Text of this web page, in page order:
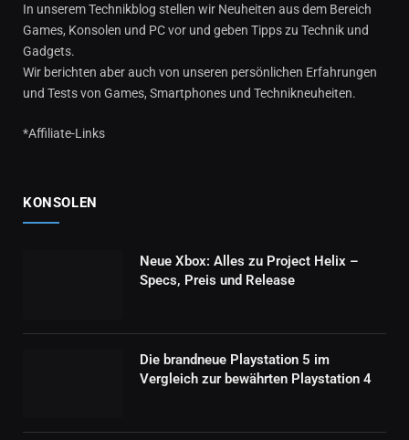
In unserem Technikblog stellen wir Neuheiten aus dem Bereich
Games, Konsolen und PC vor und geben Tipps zu Technik und
Gadgets.
Wir berichten aber auch von unseren persönlichen Erfahrungen
und Tests von Games, Smartphones und Technikneuheiten.
*Affiliate-Links
KONSOLEN
Neue Xbox: Alles zu Project Helix –
Specs, Preis und Release
Die brandneue Playstation 5 im
Vergleich zur bewährten Playstation 4